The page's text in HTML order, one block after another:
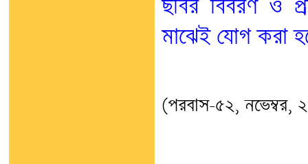
ছবির বিবরণ ও
মাঝেই যোগ করা
(পরবাস-৫২, নভেম্বর,